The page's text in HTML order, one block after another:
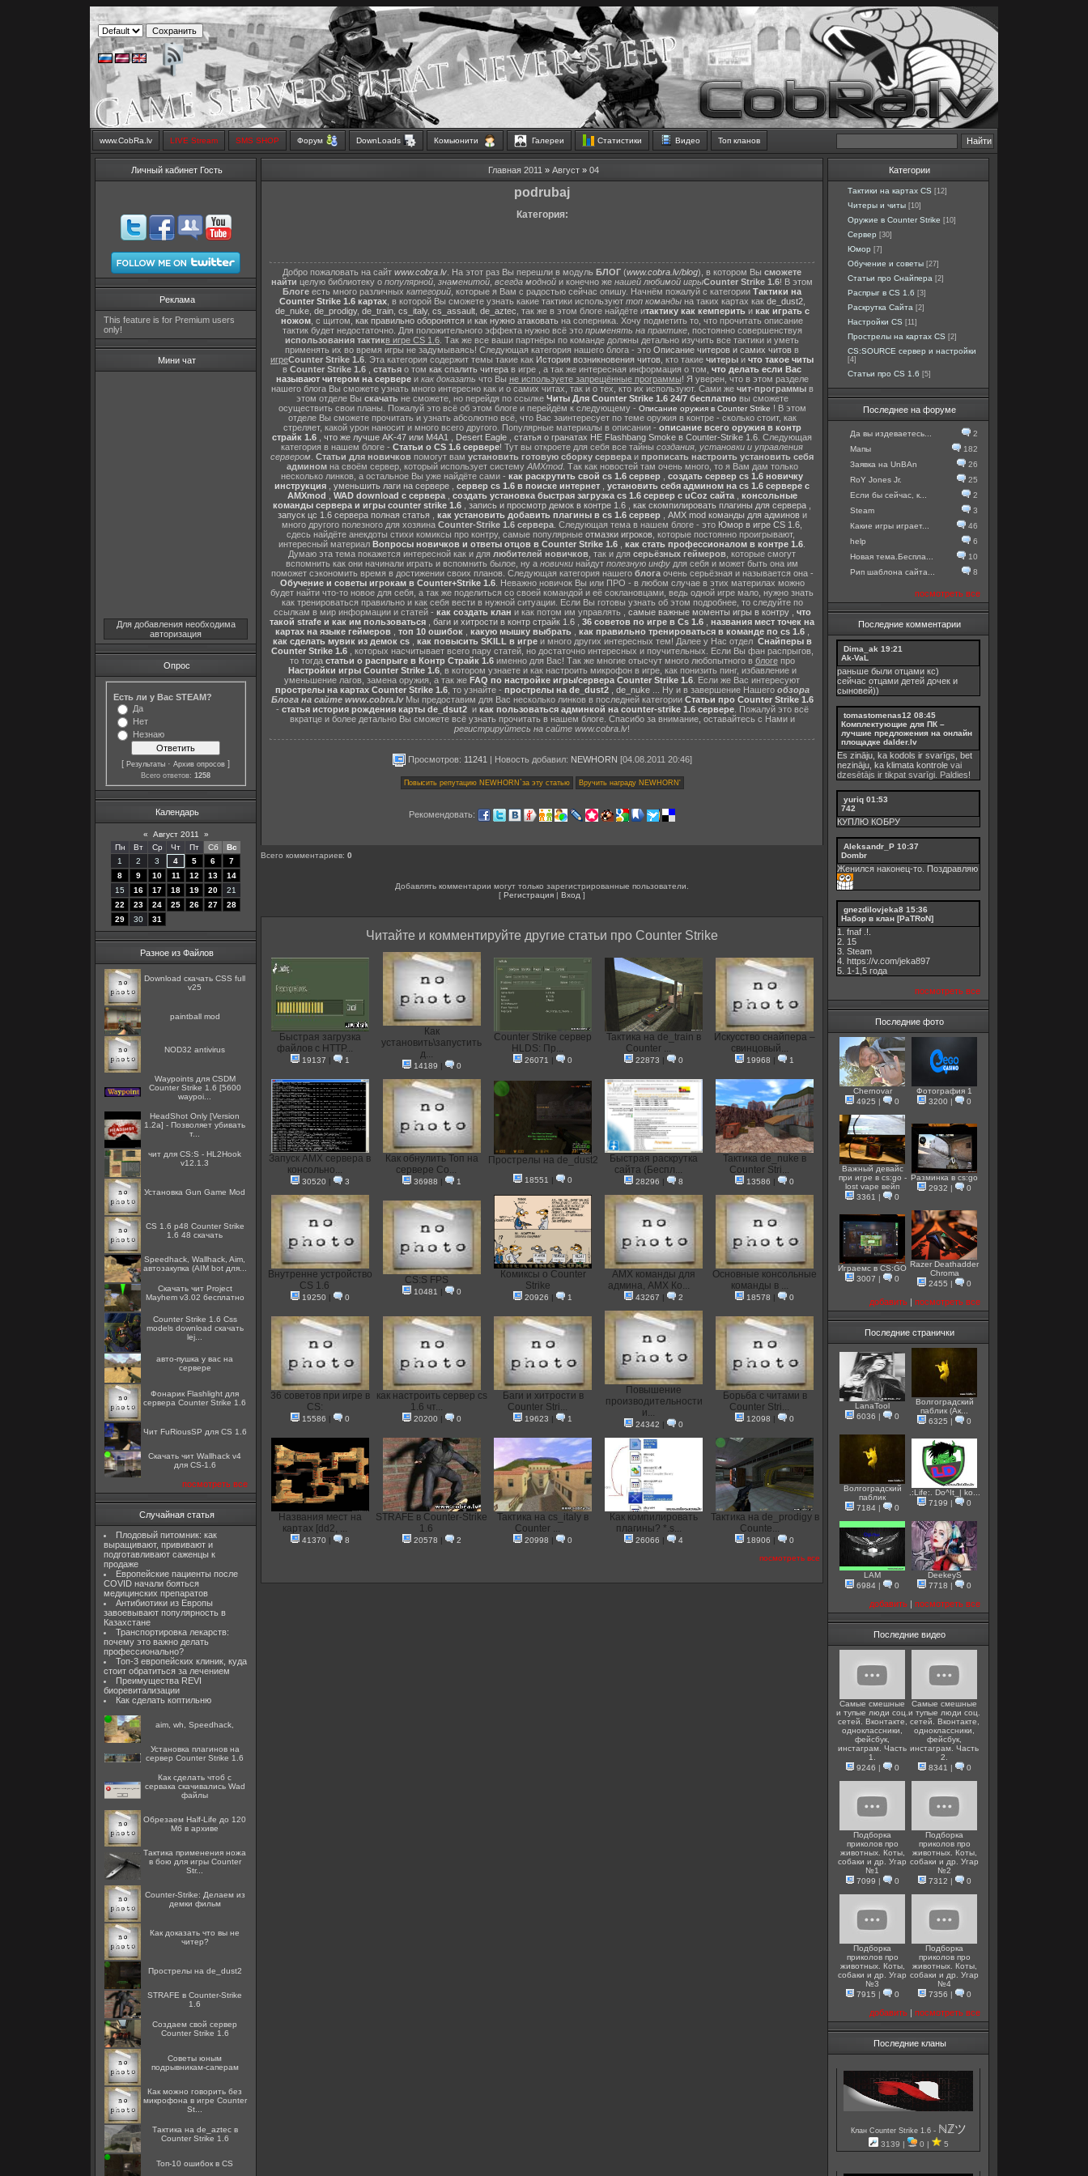
www.CobRa.lv LIVE Stream SMS SHOP Форум DownLoads Комьюнити Галереи Статистики Видео Топ кланов
Личный кабинет Гость
Реклама
This feature is for Premium users
only!
Мини чат
Для добавления необходима
авторизация
Опрос
Есть ли у Вас STEAM?
Да
Нет
Незнаю
[ Результаты · Архив опросов ]
Всего ответов: 1258
Календарь
« Август 2011
»
Пн
Вт Ср Чт Пт Сб
Вс
1
2 3 4 5 6
7
8
9 10 11 12 13
14
15
16 17 18 19 20
21
22
23 24 25 26 27
28
29
30 31
Разное из Файлов
Download скачать CSS full
v25
paintball mod
NOD32 antivirus
Waypoints для CSDM
Counter Strike 1.6 [5600
waypoi...
HeadShot Only [Version
1.2a] - Позволяет убивать
т...
чит для CS:S - HL2Hook
v12.1.3
Установка Gun Game Mod
CS 1.6 p48 Counter Strike
1.6 48 скачать
Speedhack, Wallhack, Aim,
автозакупка (AIM bot для...
Скачать чит Project
Mayhem v3.02 бесплатно
Counter Strike 1.6 Css
models download скачать
lej...
авто-пушка у вас на
сервере
Фонарик Flashlight для
сервера Counter Strike 1.6
Чит FuRiousSP для CS 1.6
Скачать чит Wallhack v4
для CS-1.6
посмотреть все
Случайная статья
Плодовый питомник: как
выращивают, прививают и
подготавливают саженцы к
продаже
Европейские пациенты после
COVID начали бояться
медицинских препаратов
Антибиотики из Европы
завоевывают популярность в
Казахстане
Транспортировка лекарств:
почему это важно делать
профессионально?
Топ-3 европейских клиник, куда
стоит обратиться за лечением
Преимущества REVI
биоревитализации
Как сделать коптильню
aim, wh, Speedhack,
Установка плагинов на
сервер Counter Strike 1.6
Как сделать чтоб с
сервака скачивались Wad
файлы
Обрезаем Half-Life до 120
Мб в архиве
Тактика применения ножа
в бою для игры Counter
Str...
Counter-Strike: Делаем из
демки фильм
Как доказать что вы не
читер?
Прострелы на de_dust2
STRAFE в Counter-Strike
1.6
Создаем свой сервер
Counter Strike 1.6
Советы юным
подрывникам-саперам
Как можно говорить без
микрофона в игре Counter
St...
Тактика на de_aztec в
Counter Strike 1.6
Топ-10 ошибок в CS
Главная 2011 » Август » 04
podrubaj
Категория:
Добро пожаловать на сайт www.cobra.lv . На этот раз Вы перешли в модуль БЛОГ (www.cobra.lv/blog), в котором Вы сможете
найти целую библиотеку о популярной знаменитой всегда модной и конечно же нашей любимой игрыCounter Strike 1.6! В этом
Блоге есть много различных категорий , которые я Вам с радостью сейчас опишу. Начнём пожалуй с категории Тактики на
Counter Strike 1.6 картах, в которой Вы сможете узнать какие тактики используют топ командына таких картах как de_dust2,
de_nuke, de_prodigy, de_train, cs_italy, cs_assault, de_aztec , так же в этом блоге найдёте итактику как кемперитьи как играть с
ножом , с щитом, как правильно оборонятся и как нужно атаковать на соперника. Хочу подметить то, что прочитать описание
тактик будет недостаточно. Для положительного эффекта нужно всё это применять на практике, постоянно совершенствуя
использования тактикв игре CS 1.6 . Так же все ваши партнёры по команде должны детально изучить все тактики и уметь
применять их во время игры не задумываясь! Следующая категория нашего блога - это Описание читеров и самих читов в
игреCounter Strike 1.6 . Эта категория содержит темы такие как История возникновения читов , кто такие читеры и что такое читы
в Counter Strike 1.6 статья о том как спалить читера в игре , а так же интересная информация о том, что делать если Вас
называют читером на сервереи как доказать что Вы не используете запрещённые программы! Я уверен, что в этом разделе
нашего блога Вы сможете узнать много интересно как и о самих читах, так и о тех, кто их используют. Сами же чит-программыв
этом отделе Вы скачатьне сможете, но перейдя по ссылке Читы Для Counter Strike 1.6 24/7 бесплатновы сможете
осуществить свои планы. Пожалуй это всё об этом блоге и перейдём к следующему - Описание оружия в Counter Strike ! В этом
отделе Вы сможете прочитать и узнать абсолютно всё, что Вас заинтересует по теме оружия в контре - сколько стоит, как
стреляет, какой урон наносит и много всего другого. Популярные материалы в описании - описание всего оружия в контр
страйк 1.6
что же лучше AK-47 или M4A1 Desert Eagle статья о гранатах HE Flashbang Smoke в Counter-Strike 1.6 . Следующая
категория в нашем блоге - Статьи о CS 1.6 сервере! Тут вы откроете для себя все тайны создания, установки и управления
сервером Статьи для новичков помогут вам установить готовую сборку сервера и прописать настроить установить себя
админомна своём сервер, который использует систему AMXmod. Так как новостей там очень много, то я Вам дам только
несколько линков, а остальное Вы уже найдёте сами - как раскрутить свой cs 1.6 сервер
создать сервер cs 1.6 новичку
инструкция
уменьшить лаги на сервере сервер cs 1.6 в поиске интернет
установить себя админом на cs 1.6 сервере с
AMXmod
WAD download с сервера, создать установка быстрая загрузка cs 1.6 сервер с uCoz сайта, консольные
команды сервера и игры counter strike 1.6
запись и просмотр демок в контре 1.6 как скомпилировать плагины для сервера
запуск цс 1.6 сервера полная статья, как установить добавить плагины в cs 1.6 сервер, AMX mod команды для админови
много другого полезного для хозяина Counter-Strike 1.6 сервера . Следующая тема в нашем блоге - это Юмор в игре CS 1.6
сдесь найдёте анекдоты стихи комиксы про контру, самые популярные отмазки игроков , которые постоянно проигрывают,
интересный материал Вопросы новичков и ответы отцов в Counter Strike 1.6 как стать профессионалом в контре 1.6
Думаю эта тема покажется интересной как и для любителей новичков , так и для серьёзных геймеров , которые смогут
вспомнить как они начинали играть и вспомнить былое, ну а новички найдут полезную инфу для себя и может быть она им
поможет сэкономить время в достижении своих планов. Следующая категория нашего блогаочень серьёзная и называется она -
Обучение и советы игрокам в Counter+Strike 1.6. Неважно новичок Вы или ПРО - в любом случае в этих материлах можно
будет найти что-то новое для себя, а так же поделиться со своей командой и её соклановцами, ведь одной игре мало, нужно знать
как тренироваться правильно и как себя вести в нужной ситуации. Если Вы готовы узнать об этом подробнее, то следуйте по
ссылкам в мир информации и статей - как создать клан и как потом им управлять , самые важные моменты игры в контру, что
такой strafe и как им пользоваться
баги и хитрости в контр страйк 1.6 36 советов по игре в Cs 1.6
названия мест точек на
картах на языке геймеров, топ 10 ошибок, какую мышку выбрать, как правильно тренироваться в команде по cs 1.6,
как сделать мувик из демок cs, как повысить SKILL в игреи много других интересных тем! Далее у Нас отдел Снайперы в
Counter Strike 1.6, которых насчитывает всего пару статей, но достаточно интересных и поучительных. Если Вы фан распрыгов,
то тогда статьи о распрыге в Контр Страйк 1.6именно для Вас! Так же многие отысчут много любопытного в блогепро
Настройки игры Counter Strike 1.6, в котором узнаете и как настроить микрофон в игре, как понизить пинг, избавление и
уменьшение лагов, замена оружия, а так же FAQ по настройке игры/сервера Counter Strike 1.6 . Если же Вас интересуют
прострелы на картах Counter Strike 1.6, то узнайте - прострелы на de_dust2, de_nuke... Ну и в завершение Нашего обзора
Блога на сайте www.cobra.lvМы предоставим для Вас несколько линков в последней категории Статьи про Counter Strike 1.6
- статья история рождения карты de_dsut2и как пользоваться админкой на counter-strike 1.6 сервере. Пожалуй это всё
вкратце и более детально Вы сможете всё узнать прочитать в нашем блоге. Спасибо за внимание, оставайтесь с Нами и
регистрируйтесь на сайте www.cobra.lv!
Просмотров: 11241 | Новость добавил: NEWHORN [04.08.2011 20:46]
Рекомендовать:
Всего комментариев: 0
Добавлять комментарии могут только зарегистрированные пользователи.
[ Регистрация | Вход ]
Читайте и комментируйте другие статьи про Counter Strike
Быстрая загрузка
файлов с HTTP...
19137 | 1
Как
установить\запустить
д...
14189 | 0
Counter Strike сервер
HLDS: Пр...
26071 | 0
Тактика на de_train в
Counter ...
22873 | 0
Искусство снайпера –
свинцовый...
19968 | 1
Запуск AMX сервера в
консольно...
30520 | 3
Как обнулить Топ на
сервере Co...
36988 | 1
Прострелы на de_dust2
18551 | 0
Быстрая раскрутка
сайта (Беспл...
28296 | 8
Тактика de_nuke в
Counter Stri...
13586 | 0
Внутренне устройство
CS 1.6
19250 | 0
CS:S FPS
10481 | 0
Комиксы о Counter
Strike
20926 | 1
AMX команды для
админа, AMX Ко...
43267 | 2
Основные консольные
команды в ...
18578 | 0
36 советов при игре в
CS:
15586 | 0
как настроить сервер cs
1.6 чт...
20200 | 0
Баги и хитрости в
Counter Stri...
19623 | 1
Повышение
производительности
и...
24342 | 0
Борьба с читами в
Counter Stri...
12098 | 0
Названия мест на
картах [dd2, ...
41370 | 8
STRAFE в Counter-Strike
1.6
20578 | 2
Тактика на cs_italy в
Counter ...
20998 | 0
Как компилировать
плагины? *.s...
26066 | 4
Тактика на de_prodigy в
Counte...
18906 |
0
посмотреть все
Категории
Тактики на картах CS [12]
Читеры и читы [10]
Оружие в Counter Strike [10]
Сервер [30]
Юмор [7]
Обучение и советы [27]
Статьи про Снайпера [2]
Распрыг в CS 1.6 [3]
Раскрутка Сайта [2]
Настройки CS [11]
Прострелы на картах CS [2]
CS:SOURCE сервер и настройки
[4]
Статьи про CS 1.6 [5]
Последнее на форуме
Да вы издеваетесь...
2
Мапы
182
Заявка на UnBAn
26
RoY Jones Jr.
25
Если бы сейчас, к...
2
Steam
3
Какие игры играет...
46
help
6
Новая тема.Беспла...
10
Рип шаблона сайта...
8
посмотреть все
Последние комментарии
Dima_ak 19:21
Ak-VaL
раньше были отцами кс)
сейчас отцами детей дочек и
сыновей))
tomastomenas12 08:45
Комплектующие для ПК –
лучшие предложения на онлайн
площадке dalder.lv
Es zināju, ka kodols ir svarīgs, bet
nezināju, ka klimata kontrole vai
dzesētājs ir tikpat svarīgi. Paldies!
yuriq 01:53
742
КУПЛЮ КОБРУ
Aleksandr_P 10:37
Dombr
Женился наконец-то. Поздравляю
gnezdilovjeka8 15:36
Набор в клан [PaTRoN]
1. fnaf .!.
2. 15
3. Steam
4. https://v.com/jeka897
5. 1-1,5 годa
посмотреть все
Последние фото
Chernovar
4925 | 0
Фотография 1
3200 | 0
Важный девайс
при игре в cs:go -
lost vape вейп
3361 | 0
Разминка в cs:go
2932 | 0
Играемс в CS:GO
3007 | 0
Razer Deathadder
Chroma
2455 | 0
добавить | посмотреть все
Последние странички
LanaTool
6036 | 0
Волгоградский
паблик (Ак...
6325 | 0
Волгоградский
паблик
7184 | 0
.:Life:. Do^It_| ko...
7199 | 0
LAM
6984 | 0
DeekeyS
7718 | 0
добавить | посмотреть все
Последние видео
Самые смешные
и тупые люди соц.
сетей. Вконтакте,
одноклассники,
фейсбук,
инстаграм. Часть
1.
9246 | 0
Самые смешные
и тупые люди соц.
сетей. Вконтакте,
одноклассники,
фейсбук,
инстаграм. Часть
2.
8341 | 0
Подборка
приколов про
животных. Коты,
собаки и др. Угар
№1
7099 | 0
Подборка
приколов про
животных. Коты,
собаки и др. Угар
№2
7312 | 0
Подборка
приколов про
животных. Коты,
собаки и др. Угар
№3
7915 | 0
Подборка
приколов про
животных. Коты,
собаки и др. Угар
№4
7356 | 0
добавить | посмотреть все
Последние кланы
Клан Counter Strike 1.6 - ℕℤツ
3139 | 0 | 5